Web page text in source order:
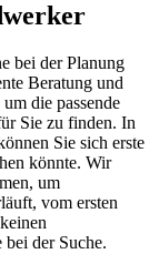
bei der Planung
Beratung und
die passende
Sie zu finden. In
Sie sich erste
könnte. Wir
um
vom ersten
der Suche.